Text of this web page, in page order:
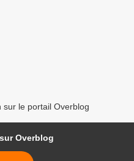
sur le portail Overblog
Overblog